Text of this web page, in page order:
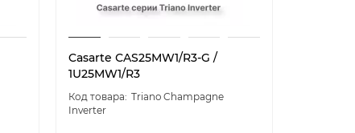
Casarte СAS25MW1/R3-G /
1U25MW1/R3
Triano Champagne
Inverter